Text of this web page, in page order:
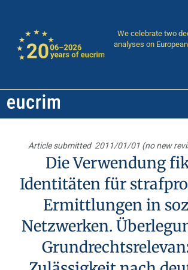
We celebrate two
analyses on
Article submitted 2011/01/01 (no new
Die Verwendung
Identitäten für
Ermittlungen in
Netzwerken.